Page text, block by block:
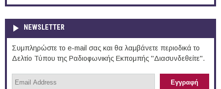
NEWSLETTER
Συμπληρώστε το e-mail σας και θα λαμβάνετε περιοδικά το
Δελτίο Τύπου της Ραδιοφωνικής Εκπομπής "Διασυνδεθείτε".